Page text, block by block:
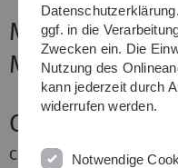
Materials
Materials
Content
Ceramics and Glasses
ggf. in die
Zwecken ein. Die
Nutzung des
kann jederzeit durch
widerrufen werden.
Notwendige